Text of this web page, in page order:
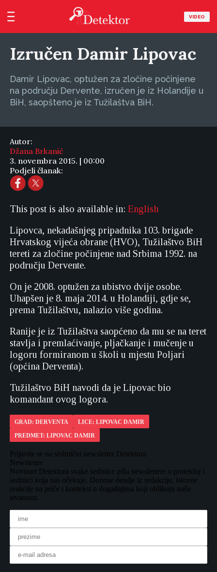
VIDEO
Izručen Damir Lipovac
Damir Lipovac, optužen za zločine počinjene
na području Dervente, izručen je iz Holandije u
BiH, saopšteno je iz Tužilaštva BiH.
Autor:
Džana Brkanić
3. novembra 2015. | 00:00
Podjeli članak:
This post is also available in: English
Lipovca, nekadašnjeg pripadnika 103. brigade
Hrvatskog vijeća obrane (HVO), Tužilaštvo BiH
tereti za zločine počinjene nad Srbima 1992. na
području Dervente.
On je 2008. optužen za ubistvo dvije osobe.
Uhapšen je 8. maja 2014. u Holandiji, gdje se,
prema Tužilaštvu, nalazio više godina.
Ranije je iz Tužilaštva saopćeno da mu se na teret
stavlja i premlaćivanje, pljačkanje i mučenje u
logoru formiranom u školi u mjestu Poljari
(općina Derventa).
Tužilaštvo BiH navodi da je Lipovac bio
komandant ovog logora.
GRAD: DERVENTA
LICE: LIPOVAC DAMIR
PREDMET: LIPOVAC DAMIR
Prijavite se na sedmični newsletter Detektora
Newsletter
Novinari Detektora svake sedmice pišu newslettere o protekloj i
sedmici koja nas očekuje. Donose detalje iz redakcije, iskrene
reakcije na priče i kontekst o događajima koji oblikuju našu
stvarnost.